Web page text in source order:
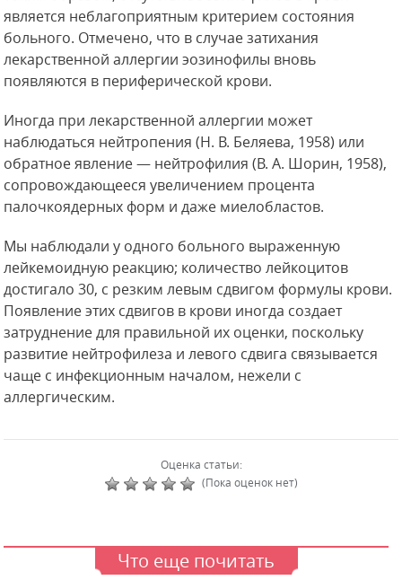
является неблагоприятным критерием состояния
больного. Отмечено, что в случае затихания
лекарственной аллергии эозинофилы вновь
появляются в периферической крови.
Иногда при лекарственной аллергии может
наблюдаться нейтропения (Н. В. Беляева, 1958) или
обратное явление — нейтрофилия (В. А. Шорин, 1958),
сопровождающееся увеличением процента
палочкоядерных форм и даже миелобластов.
Мы наблюдали у одного больного выраженную
лейкемоидную реакцию; количество лейкоцитов
достигало 30, с резким левым сдвигом формулы крови.
Появление этих сдвигов в крови иногда создает
затруднение для правильной их оценки, поскольку
развитие нейтрофилеза и левого сдвига связывается
чаще с инфекционным началом, нежели с
аллергическим.
Оценка статьи:
(Пока оценок нет)
Что еще почитать